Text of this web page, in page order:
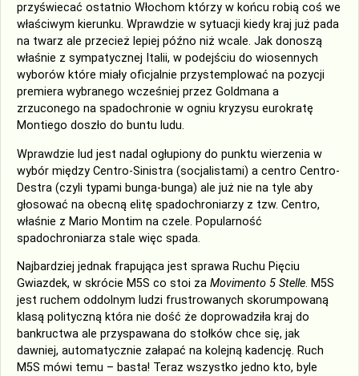
przyświecać ostatnio Włochom którzy w końcu robią coś we
właściwym kierunku. Wprawdzie w sytuacji kiedy kraj już pada
na twarz ale przecież lepiej późno niż wcale. Jak donoszą
właśnie z sympatycznej Italii, w podejściu do wiosennych
wyborów które miały oficjalnie przystemplować na pozycji
premiera wybranego wcześniej przez Goldmana a
zrzuconego na spadochronie w ogniu kryzysu eurokratę
Montiego doszło do buntu ludu.
Wprawdzie lud jest nadal ogłupiony do punktu wierzenia w
wybór między Centro-Sinistra (socjalistami) a centro Centro-
Destra (czyli typami bunga-bunga) ale już nie na tyle aby
głosować na obecną elitę spadochroniarzy z tzw. Centro,
właśnie z Mario Montim na czele. Popularność
spadochroniarza stale więc spada.
Najbardziej jednak frapująca jest sprawa Ruchu Pięciu
Gwiazdek, w skrócie M5S co stoi za Movimento 5 Stelle. M5S
jest ruchem oddolnym ludzi frustrowanych skorumpowaną
klasą polityczną która nie dość że doprowadziła kraj do
bankructwa ale przyspawana do stołków chce się, jak
dawniej, automatycznie załapać na kolejną kadencję. Ruch
M5S mówi temu – basta! Teraz wszystko jedno kto, byle